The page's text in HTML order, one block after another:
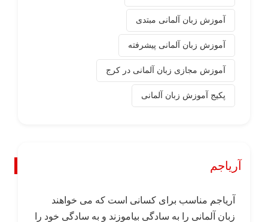
آموزش زبان آلمانی مبتدی
آموزش زبان آلمانی پیشرفته
آموزش مجازی زبان آلمانی در کرج
پکیج آموزش زبان آلمانی
آریاجم
آریاجم مناسب برای کسانی است که می خواهند
زبان آلمانی را به سادگی بیاموزند و به سادگی خود را